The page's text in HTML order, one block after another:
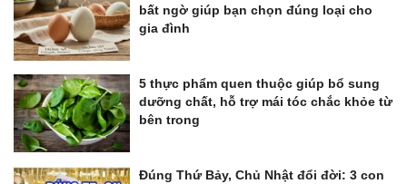
bất ngờ giúp bạn chọn đúng loại cho
gia đình
5 thực phẩm quen thuộc giúp bổ sung
dưỡng chất, hỗ trợ mái tóc chắc khỏe từ
bên trong
Đúng Thứ Bảy, Chủ Nhật đổi đời: 3 con